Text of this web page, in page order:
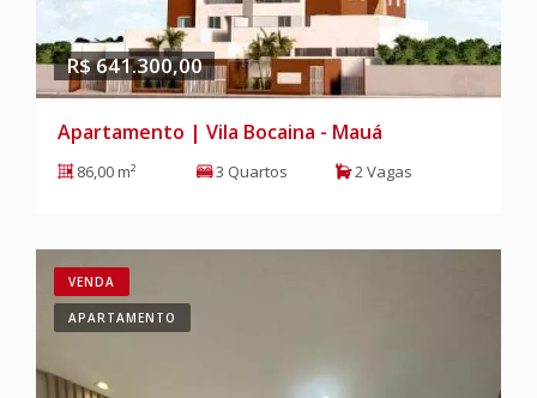
R$ 641.300,00
Apartamento | Vila Bocaina - Mauá
86,00 m² 3 Quartos 2 Vagas
VENDA
APARTAMENTO